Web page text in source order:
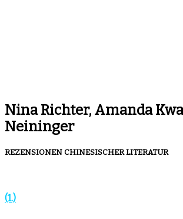
Nina Richter, Amanda
Neininger
REZENSIONEN CHINESISCHER LITERATUR
(1.)